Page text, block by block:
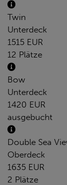
Twin
Unterdeck
1515 EUR
12 Plätze
Bow
Unterdeck
1420 EUR
ausgebucht
Double Sea
Oberdeck
1635 EUR
2 Plätze